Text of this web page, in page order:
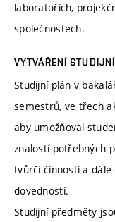
laboratořích,
společnostech.
VYTVÁŘENÍ
Studijní plán v
semestrů, ve třech
aby umožňoval
znalostí potřebných
tvůrčí činnosti a dále
dovedností.
Studijní předměty